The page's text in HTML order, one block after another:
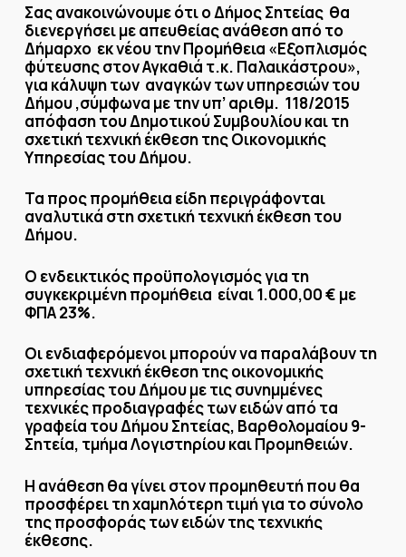
Σας ανακοινώνουμε ότι ο Δήμος Σητείας θα
διενεργήσει με απευθείας ανάθεση από το
Δήμαρχο εκ νέου την Προμήθεια «Εξοπλισμός
φύτευσης στον Αγκαθιά τ.κ. Παλαικάστρου»,
για κάλυψη των αναγκών των υπηρεσιών του
Δήμου ,σύμφωνα με την υπ’ αριθμ. 118/2015
απόφαση του Δημοτικού Συμβουλίου και τη
σχετική τεχνική έκθεση της Οικονομικής
Υπηρεσίας του Δήμου.
Τα προς προμήθεια είδη περιγράφονται
αναλυτικά στη σχετική τεχνική έκθεση του
Δήμου.
Ο ενδεικτικός προϋπολογισμός για τη
συγκεκριμένη προμήθεια είναι 1.000,00 € με
ΦΠΑ 23%.
Οι ενδιαφερόμενοι μπορούν να παραλάβουν τη
σχετική τεχνική έκθεση της οικονομικής
υπηρεσίας του Δήμου με τις συνημμένες
τεχνικές προδιαγραφές των ειδών από τα
γραφεία του Δήμου Σητείας, Βαρθολομαίου 9-
Σητεία, τμήμα Λογιστηρίου και Προμηθειών.
Η ανάθεση θα γίνει στον προμηθευτή που θα
προσφέρει τη χαμηλότερη τιμή για το σύνολο
της προσφοράς των ειδών της τεχνικής
έκθεσης.